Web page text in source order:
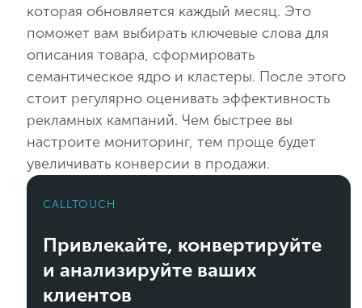
которая обновляется каждый месяц. Это
поможет вам выбирать ключевые слова для
описания товара, сформировать
семантическое ядро и кластеры. После этого
стоит регулярно оценивать эффективность
рекламных кампаний. Чем быстрее вы
настроите мониторинг, тем проще будет
увеличивать конверсии в продажи.
CALLTOUCH
Привлекайте, конвертируйте
и анализируйте ваших
клиентов